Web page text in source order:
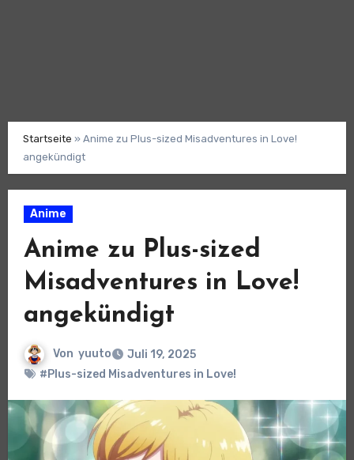
Startseite » Anime zu Plus-sized Misadventures in Love!
angekündigt
Anime
Anime zu Plus-sized
Misadventures in Love!
angekündigt
Von yuuto
Juli 19, 2025
#Plus-sized Misadventures in Love!